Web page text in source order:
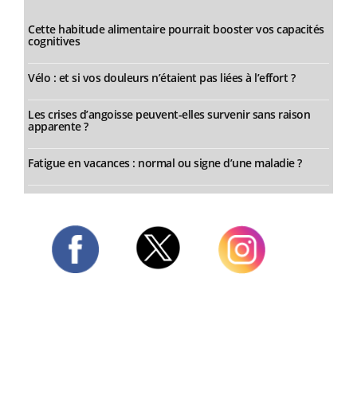
Cette habitude alimentaire pourrait booster vos capacités
cognitives
Vélo : et si vos douleurs n’étaient pas liées à l’effort ?
Les crises d’angoisse peuvent-elles survenir sans raison
apparente ?
Fatigue en vacances : normal ou signe d’une maladie ?